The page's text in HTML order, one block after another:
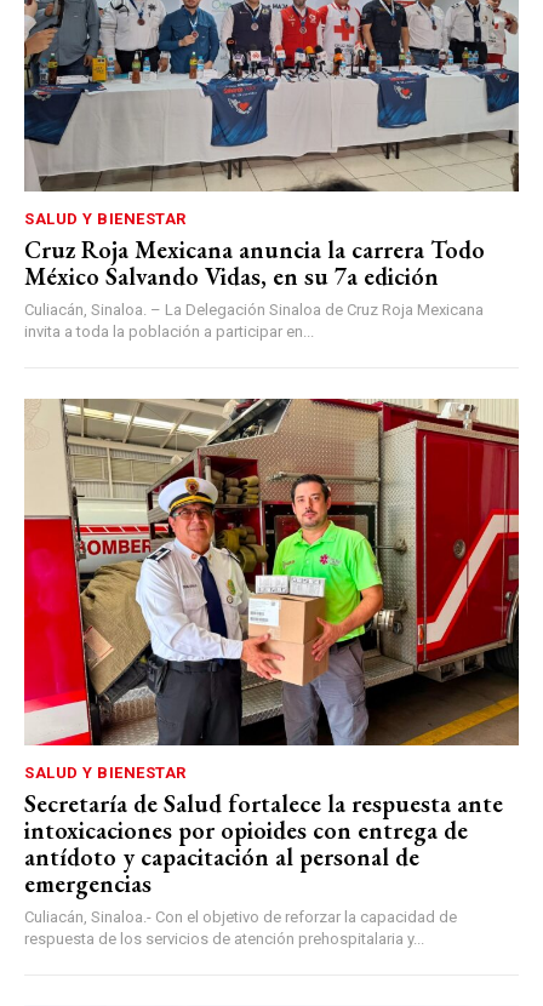
SALUD Y BIENESTAR
Cruz Roja Mexicana anuncia la carrera Todo
México Salvando Vidas, en su 7a edición
Culiacán, Sinaloa. – La Delegación Sinaloa de Cruz Roja Mexicana
invita a toda la población a participar en...
SALUD Y BIENESTAR
Secretaría de Salud fortalece la respuesta ante
intoxicaciones por opioides con entrega de
antídoto y capacitación al personal de
emergencias
Culiacán, Sinaloa.- Con el objetivo de reforzar la capacidad de
respuesta de los servicios de atención prehospitalaria y...